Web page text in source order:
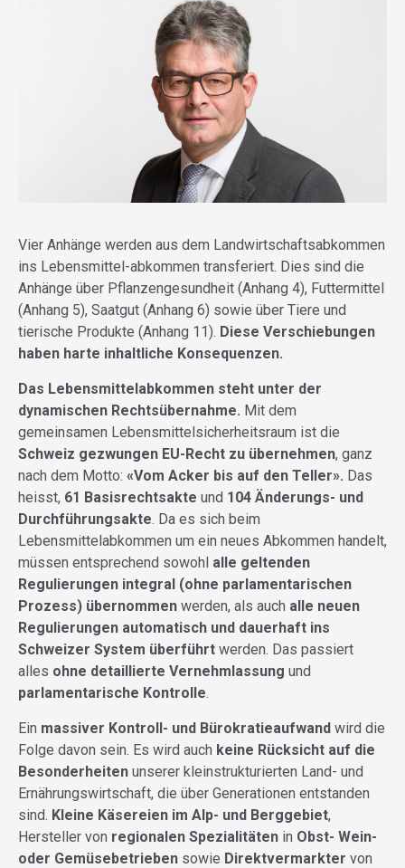
Vier Anhänge werden aus dem Landwirtschaftsabkommen
ins Lebensmittel-abkommen transferiert. Dies sind die
Anhänge über Pflanzengesundheit (Anhang 4), Futtermittel
(Anhang 5), Saatgut (Anhang 6) sowie über Tiere und
tierische Produkte (Anhang 11). Diese Verschiebungen
haben harte inhaltliche Konsequenzen.
Das Lebensmittelabkommen steht unter der
dynamischen Rechtsübernahme. Mit dem
gemeinsamen Lebensmittelsicherheitsraum ist die
Schweiz gezwungen EU-Recht zu übernehmen, ganz
nach dem Motto: «Vom Acker bis auf den Teller». Das
heisst, 61 Basisrechtsakte und 104 Änderungs- und
Durchführungsakte. Da es sich beim
Lebensmittelabkommen um ein neues Abkommen handelt,
müssen entsprechend sowohl alle geltenden
Regulierungen integral (ohne parlamentarischen
Prozess) übernommen werden, als auch alle neuen
Regulierungen automatisch und dauerhaft ins
Schweizer System überführt werden. Das passiert
alles ohne detaillierte Vernehmlassung und
parlamentarische Kontrolle.
Ein massiver Kontroll- und Bürokratieaufwand wird die
Folge davon sein. Es wird auch keine Rücksicht auf die
Besonderheiten unserer kleinstrukturierten Land- und
Ernährungswirtschaft, die über Generationen entstanden
sind. Kleine Käsereien im Alp- und Berggebiet,
Hersteller von regionalen Spezialitäten in Obst- Wein-
oder Gemüsebetrieben sowie Direktvermarkter von